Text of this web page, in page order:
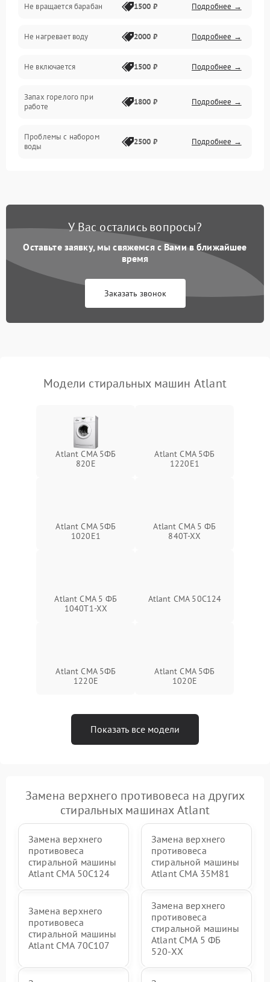
Слив
Программное обеспечение
Не вращается барабан 1500 ₽ Подробнее →
Не нагревает воду 2000 ₽ Подробнее →
Не включается 1500 ₽ Подробнее →
Запах горелого при
работе
1800 ₽ Подробнее →
Проблемы с набором
воды
2500 ₽ Подробнее →
Замена платы управления 2200 ₽ Подробнее →
У Вас остались вопросы?
Оставьте заявку, мы свяжемся с Вами в ближайшее
время
Заказать звонок
Модели стиральных машин Atlant
Atlant СМА 5ФБ
820Е
Atlant СМА 5ФБ
1220Е1
Atlant СМА 5ФБ
1020Е1
Atlant СМА 5 ФБ
840Т-ХХ
Atlant СМА 5 ФБ
1040Т1-ХХ
Atlant СМА 50С124
Atlant СМА 5ФБ
1220Е
Atlant СМА 5ФБ
1020Е
Показать все модели
Замена верхнего противовеса на других
стиральных машинах Atlant
Замена верхнего
противовеса
стиральной машины
Atlant СМА 50С124
Замена верхнего
противовеса
стиральной машины
Atlant СМА 35М81
Замена верхнего
противовеса
стиральной машины
Atlant СМА 70C107
Замена верхнего
противовеса
стиральной машины
Atlant СМА 5 ФБ
520-ХХ